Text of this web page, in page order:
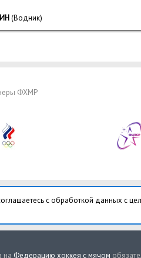
(Водник)
ФХМР
с обработкой данных с
на Федерацию хоккея с мячом